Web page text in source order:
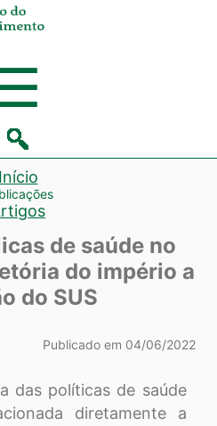
Laboratório
de
Regional
Início
de saúde no
do império a
do SUS
Publicado em 04/06/2022
das políticas de saúde
diretamente a